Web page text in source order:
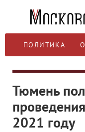
ПОЛИТИКА
Тюмень
2021 году